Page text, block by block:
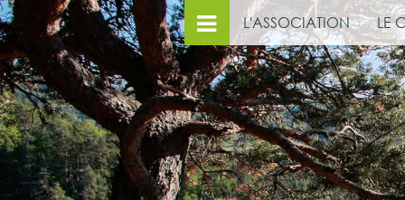
L'ASSOCIATION LE